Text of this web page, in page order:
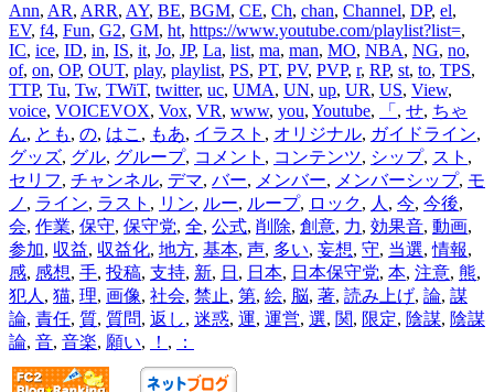
Ann, AR, ARR, AY, BE, BGM, CE, Ch, chan, Channel, DP, el,
EV, f4, Fun, G2, GM, ht, https://www.youtube.com/playlist?list=,
IC, ice, ID, in, IS, it, Jo, JP, La, list, ma, man, MO, NBA, NG, no,
of, on, OP, OUT, play, playlist, PS, PT, PV, PVP, r, RP, st, to, TPS,
TTP, Tu, Tw, TWiT, twitter, uc, UMA, UN, up, UR, US, View,
voice, VOICEVOX, Vox, VR, www, you, Youtube, 「 , せ, ちゃ
ん, とも, の, はこ , もあ, イラスト , オリジナル, ガイドライン,
グッズ, グル, グループ, コメント , コンテンツ, シップ, スト ,
セリフ, チャンネル, デマ, バー, メンバー, メンバーシップ, モ
ノ , ライン, ラスト , リン, ルー, ループ, ロック, 人, 今, 今後,
会, 作業, 保守, 保守党, 全, 公式, 削除, 創意, 力, 効果音, 動画,
参加, 収益, 収益化, 地方, 基本, 声, 多い, 妄想, 守, 当選,情報,
感, 感想, 手, 投稿, 支持, 新, 日 , 日本, 日本保守党, 本, 注意, 熊,
犯人, 猫, 理, 画像, 社会, 禁止, 第, 絵, 脳, 著, 読み上げ, 論, 謀
論, 責任, 質, 質問, 返し, 迷惑, 運, 運営, 選, 関, 限定, 陰謀, 陰謀
論, 音, 音楽, 願い, ！ , ：